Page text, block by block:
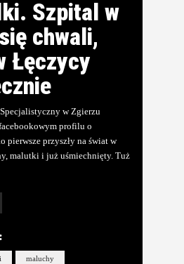
Szpital w
chwali,
Łęczycy
w Zgierzu
profilu o
pierwsze przyszły na świat w
malutki i już uśmiechnięty. Tuż
maluchy